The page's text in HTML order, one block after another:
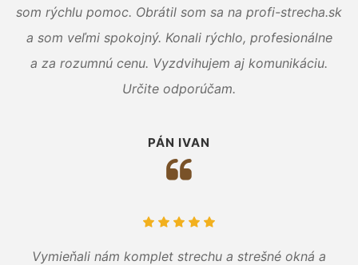
som rýchlu pomoc. Obrátil som sa na profi-strecha.sk
a som veľmi spokojný. Konali rýchlo, profesionálne
a za rozumnú cenu. Vyzdvihujem aj komunikáciu.
Určite odporúčam.
PÁN IVAN
Vymieňali nám komplet strechu a strešné okná a